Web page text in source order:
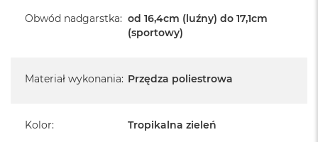
Obwód nadgarstka: od 16,4cm (luźny) do 17,1cm
(sportowy)
Materiał wykonania: Przędza poliestrowa
Kolor: Tropikalna zieleń